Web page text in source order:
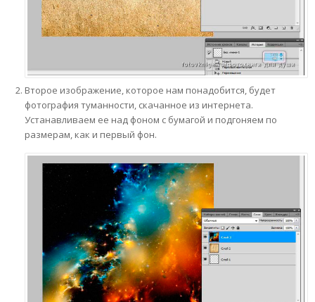
Второе изображение, которое нам понадобится, будет
фотография туманности, скачанное из интернета.
Устанавливаем ее над фоном с бумагой и подгоняем по
размерам, как и первый фон.